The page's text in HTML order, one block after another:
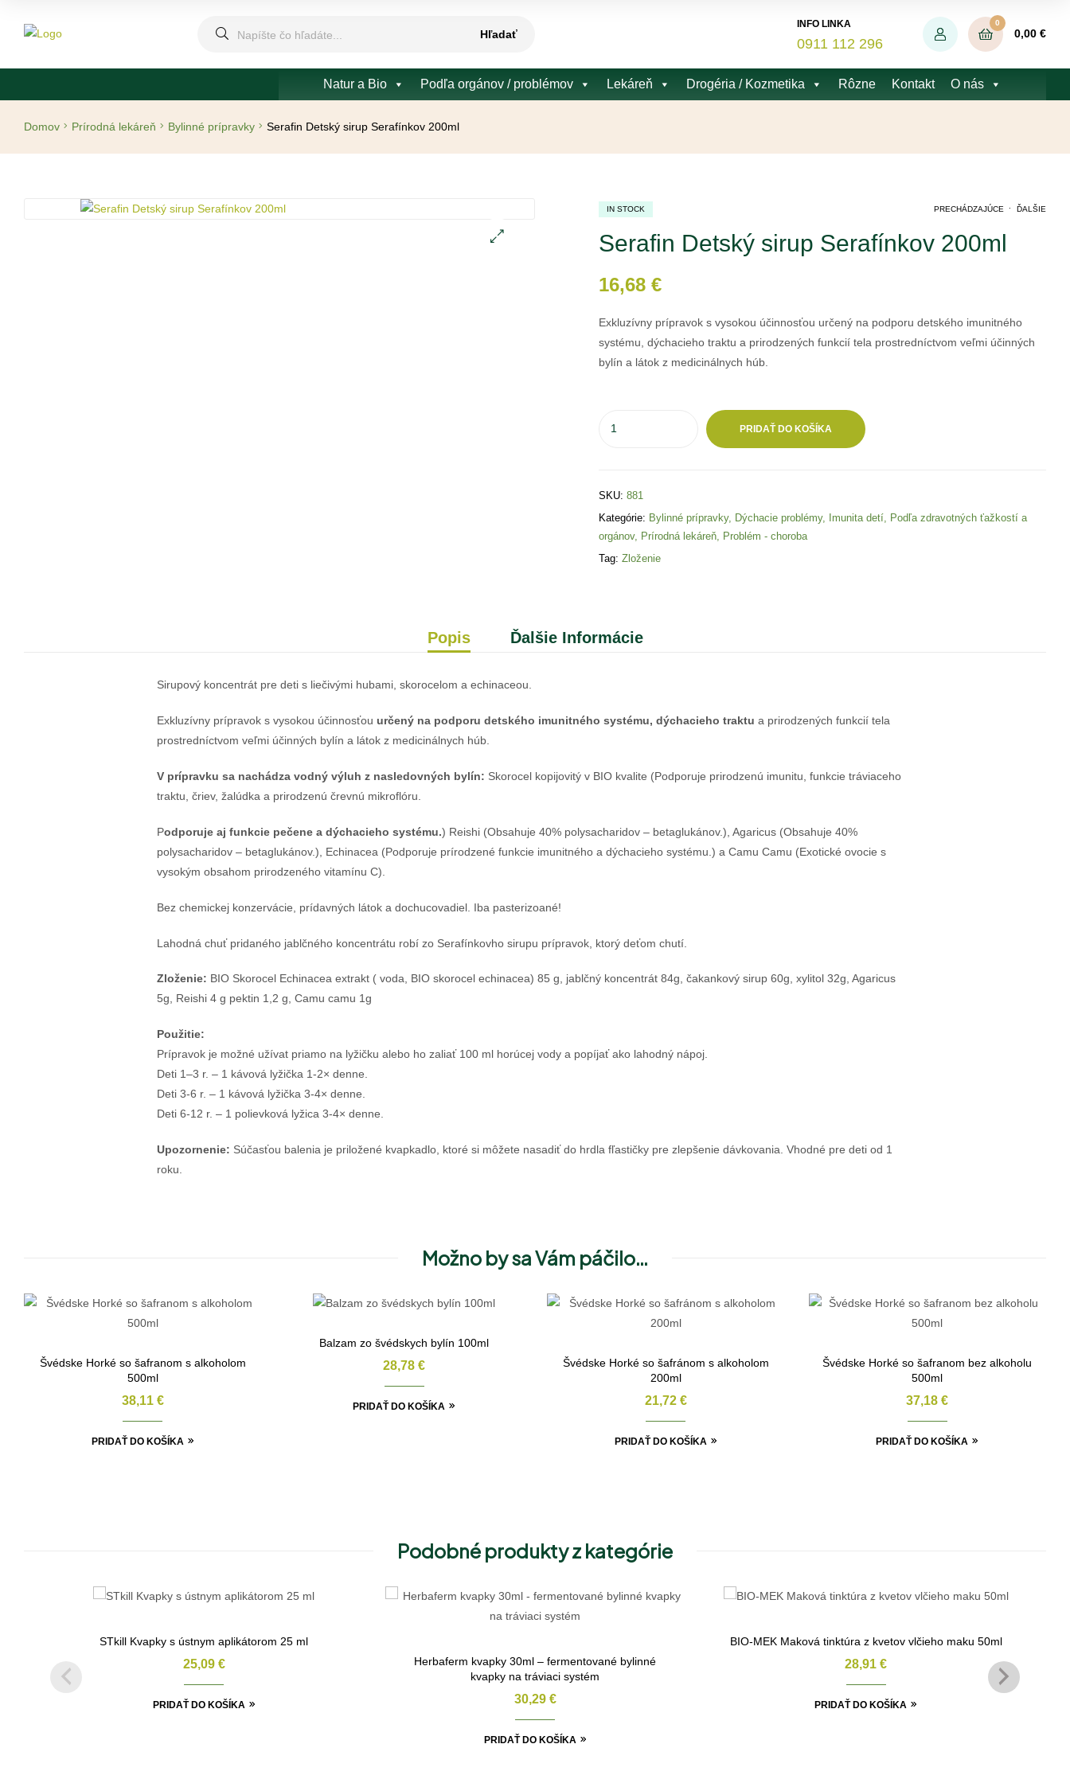
Hľadať
INFO LINKA
0911 112 296
0
0,00 €
Natur a Bio Podľa orgánov / problémov Lekáreň Drogéria / Kozmetika Rôzne Kontakt O nás
Domov Prírodná lekáreň Bylinné prípravky Serafin Detský sirup Serafínkov 200ml
PRECHÁDZAJÚCE ĎALŠIE
IN STOCK
Serafin Detský sirup Serafínkov 200ml
16,68 €
Exkluzívny prípravok s vysokou účinnosťou určený na podporu detského imunitného
systému, dýchacieho traktu a prirodzených funkcií tela prostredníctvom veľmi účinných
bylín a látok z medicinálnych húb.
PRIDAŤ DO KOŠÍKA
SKU: 881
Kategórie: Bylinné prípravky, Dýchacie problémy, Imunita detí Podľa zdravotných ťažkostí a
orgánov, Prírodná lekáreň Problém - choroba
Tag: Zloženie
Popis Ďalšie Informácie
Sirupový koncentrát pre deti s liečivými hubami, skorocelom a echinaceou.
Exkluzívny prípravok s vysokou účinnosťou určený na podporu detského imunitného systému, dýchacieho traktu a prirodzených funkcií tela
prostredníctvom veľmi účinných bylín a látok z medicinálnych húb.
V prípravku sa nachádza vodný výluh z nasledovných bylín: Skorocel kopijovitý v BIO kvalite (Podporuje prirodzenú imunitu, funkcie tráviaceho
traktu, čriev, žalúdka a prirodzenú črevnú mikroflóru.
Podporuje aj funkcie pečene a dýchacieho systému.) Reishi (Obsahuje 40% polysacharidov – betaglukánov.), Agaricus (Obsahuje 40%
polysacharidov – betaglukánov.), Echinacea (Podporuje prírodzené funkcie imunitného a dýchacieho systému.) a Camu Camu (Exotické ovocie s
vysokým obsahom prirodzeného vitamínu C).
Bez chemickej konzervácie, prídavných látok a dochucovadiel. Iba pasterizoané!
Lahodná chuť pridaného jablčného koncentrátu robí zo Serafínkovho sirupu prípravok, ktorý deťom chutí.
Zloženie: BIO Skorocel Echinacea extrakt ( voda, BIO skorocel echinacea) 85 g, jablčný koncentrát 84g, čakankový sirup 60g, xylitol 32g, Agaricus
5g, Reishi 4 g pektin 1,2 g, Camu camu 1g
Použitie:
Prípravok je možné užívat priamo na lyžičku alebo ho zaliať 100 ml horúcej vody a popíjať ako lahodný nápoj.
Deti 1–3 r. – 1 kávová lyžička 1-2× denne.
Deti 3-6 r. – 1 kávová lyžička 3-4× denne.
Deti 6-12 r. – 1 polievková lyžica 3-4× denne.
Upozornenie: Súčasťou balenia je priložené kvapkadlo, ktoré si môžete nasadiť do hrdla fľastičky pre zlepšenie dávkovania. Vhodné pre deti od 1
roku.
Možno by sa Vám páčilo…
Švédske Horké so šafranom s alkoholom
500ml
38,11 €
PRIDAŤ DO KOŠÍKA
Balzam zo švédskych bylín 100ml
28,78€
PRIDAŤ DO KOŠÍKA
Švédske Horké so šafránom s alkoholom
200ml
21,72 €
PRIDAŤ DO KOŠÍKA
Švédske Horké so šafranom bez alkoholu
500ml
37,18€
PRIDAŤ DO KOŠÍKA
Podobné produkty z kategórie
STkill Kvapky s ústnym aplikátorom 25 ml
25,09 €
PRIDAŤ DO KOŠÍKA
Herbaferm kvapky 30ml – fermentované bylinné
kvapky na tráviaci systém
30,29 €
PRIDAŤ DO KOŠÍKA
BIO-MEK Maková tinktúra z kvetov vlčieho maku 50ml
28,91€
PRIDAŤ DO KOŠÍKA